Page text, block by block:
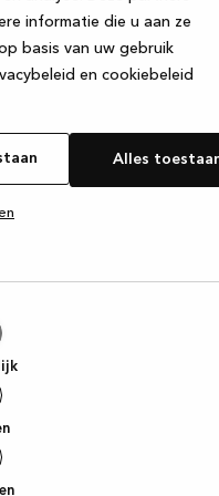
informatie die u aan ze
basis van uw gebruik
en cookiebeleid
Alles
www.kvik.be (see the